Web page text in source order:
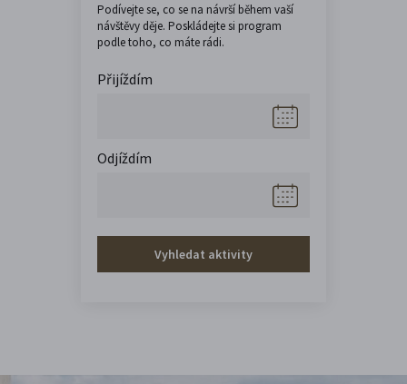
Podívejte se, co se na návrší během vaší
návštěvy děje. Poskládejte si program
podle toho, co máte rádi.
Přijíždím
Odjíždím
Vyhledat aktivity